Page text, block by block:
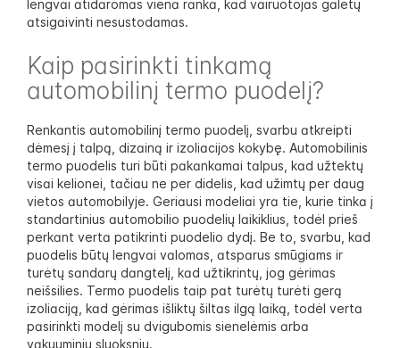
lengvai atidaromas viena ranka, kad vairuotojas galėtų
atsigaivinti nesustodamas.
Kaip pasirinkti tinkamą
automobilinį termo puodelį?
Renkantis automobilinį termo puodelį, svarbu atkreipti
dėmesį į talpą, dizainą ir izoliacijos kokybę. Automobilinis
termo puodelis turi būti pakankamai talpus, kad užtektų
visai kelionei, tačiau ne per didelis, kad užimtų per daug
vietos automobilyje. Geriausi modeliai yra tie, kurie tinka į
standartinius automobilio puodelių laikiklius, todėl prieš
perkant verta patikrinti puodelio dydį. Be to, svarbu, kad
puodelis būtų lengvai valomas, atsparus smūgiams ir
turėtų sandarų dangtelį, kad užtikrintų, jog gėrimas
neišsilies. Termo puodelis taip pat turėtų turėti gerą
izoliaciją, kad gėrimas išliktų šiltas ilgą laiką, todėl verta
pasirinkti modelį su dvigubomis sienelėmis arba
vakuuminiu sluoksniu.